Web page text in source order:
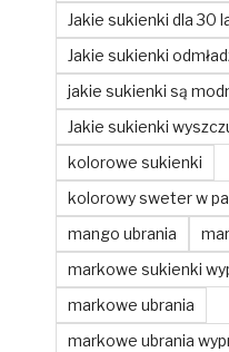
Jakie sukienki dla 30
Jakie sukienki
jakie sukienki są
Jakie sukienki
kolorowe sukienki
kolorowy sweter w
mango ubrania
markowe sukienki
markowe ubrania
markowe ubrania